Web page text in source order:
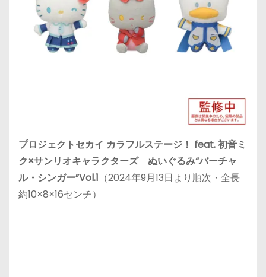
プロジェクトセカイ カラフルステージ！ feat. 初音ミ
ク×サンリオキャラクターズ ぬいぐるみ“バーチャ
ル・シンガー”Vol.1 （2024年9月13日より順次・全長
約10×8×16センチ）